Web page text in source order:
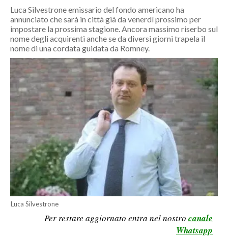
CRONACA
ITALIA
MONDO
POLITICA
ECONOMIA
SERVIZI ALLE IMPRESE
LAVORO
BANDI
SPORT IN SARDEGNA
Luca Silvestrone emissario del fondo americano ha
annunciato che sarà in città già da venerdì prossimo per
impostare la prossima stagione. Ancora massimo riserbo sul
nome degli acquirenti anche se da diversi giorni trapela il
nome di una cordata guidata da Romney.
Luca Silvestrone
Per restare aggiornato entra nel nostro canale
Whatsapp